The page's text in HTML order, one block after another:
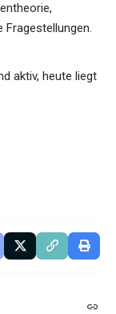
aktiv, heute liegt